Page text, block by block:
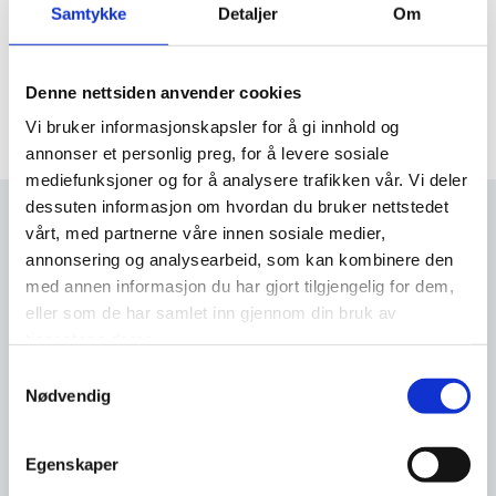
Samtykke Detaljer Om
Denne nettsiden anvender cookies
Vi bruker informasjonskapsler for å gi innhold og
annonser et personlig preg, for å levere sosiale
mediefunksjoner og for å analysere trafikken vår. Vi deler
dessuten informasjon om hvordan du bruker nettstedet
vårt, med partnerne våre innen sosiale medier,
annonsering og analysearbeid, som kan kombinere den
med annen informasjon du har gjort tilgjengelig for dem,
eller som de har samlet inn gjennom din bruk av
Nødvendig
Egenskaper
prosjekter og holde deg oppdatert på våre tjenester!
Derfor velger kunder
Prosjektmester AS
Lang erfaring i ROT-markedet